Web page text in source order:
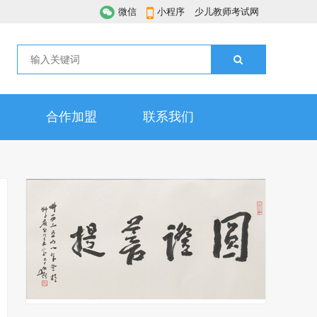
微信 小程序 少儿教师考试网
合作加盟 联系我们